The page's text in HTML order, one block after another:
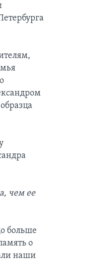
чем ее
больше
о
наши